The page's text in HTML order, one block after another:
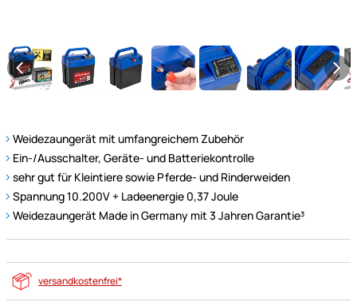
Weidezaungerät mit umfangreichem Zubehör
Ein-/Ausschalter, Geräte- und Batteriekontrolle
sehr gut für Kleintiere sowie Pferde- und Rinderweiden
Spannung 10.200V + Ladeenergie 0,37 Joule
Weidezaungerät Made in Germany mit 3 Jahren Garantie³
versandkostenfrei*